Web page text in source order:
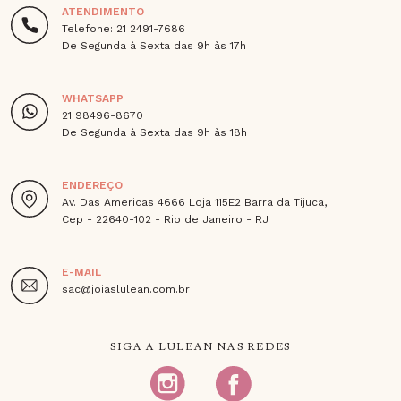
ATENDIMENTO
Telefone: 21 2491-7686
De Segunda à Sexta das 9h às 17h
WHATSAPP
21 98496-8670
De Segunda à Sexta das 9h às 18h
ENDEREÇO
Av. Das Americas 4666 Loja 115E2 Barra da Tijuca,
Cep - 22640-102 - Rio de Janeiro - RJ
E-MAIL
sac@joiaslulean.com.br
SIGA A LULEAN NAS REDES